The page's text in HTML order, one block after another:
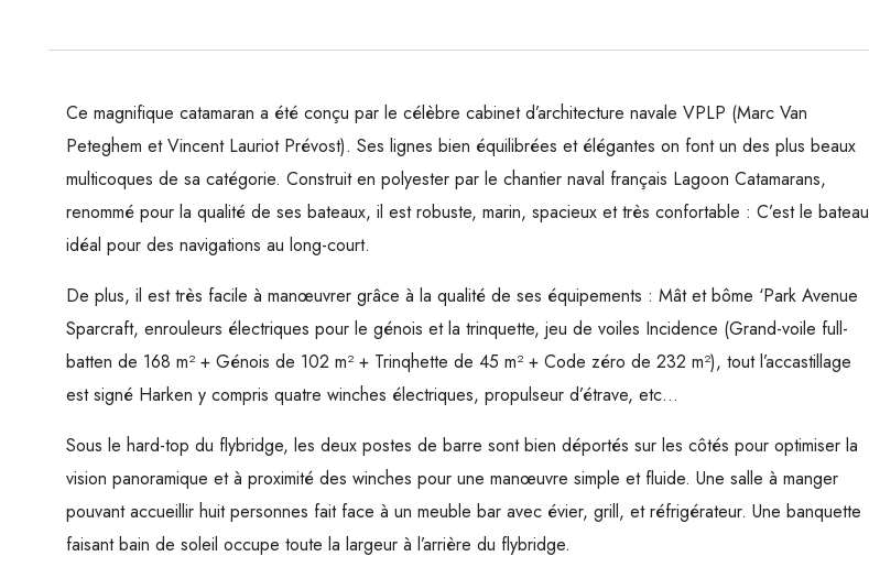
Ce magnifique catamaran a été conçu par le célèbre cabinet d’architecture navale VPLP (Marc Van
Peteghem et Vincent Lauriot Prévost). Ses lignes bien équilibrées et élégantes on font un des plus beaux
multicoques de sa catégorie. Construit en polyester par le chantier naval français Lagoon Catamarans,
renommé pour la qualité de ses bateaux, il est robuste, marin, spacieux et très confortable : C’est le bateau
idéal pour des navigations au long-court.
De plus, il est très facile à manœuvrer grâce à la qualité de ses équipements : Mât et bôme ‘Park Avenue
Sparcraft, enrouleurs électriques pour le génois et la trinquette, jeu de voiles Incidence (Grand-voile full-
batten de 168 m² + Génois de 102 m² + Trinqhette de 45 m² + Code zéro de 232 m²), tout l’accastillage
est signé Harken y compris quatre winches électriques, propulseur d’étrave, etc…
Sous le hard-top du flybridge, les deux postes de barre sont bien déportés sur les côtés pour optimiser la
vision panoramique et à proximité des winches pour une manœuvre simple et fluide. Une salle à manger
pouvant accueillir huit personnes fait face à un meuble bar avec évier, grill, et réfrigérateur. Une banquette
faisant bain de soleil occupe toute la largeur à l’arrière du flybridge.